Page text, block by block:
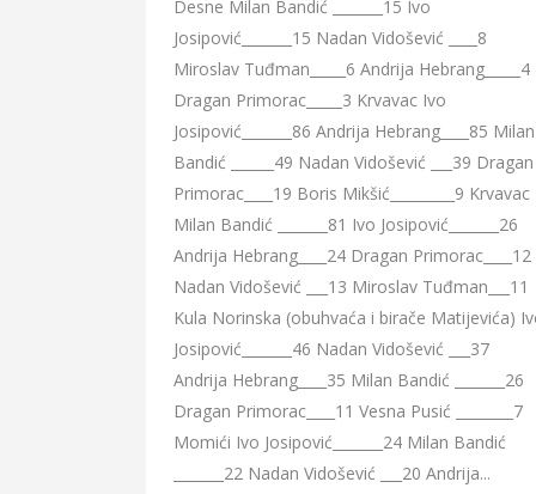
Desne Milan Bandić _______15 Ivo
Josipović_______15 Nadan Vidošević ____8
Miroslav Tuđman_____6 Andrija Hebrang_____4
Dragan Primorac_____3 Krvavac Ivo
Josipović_______86 Andrija Hebrang____85 Milan
Bandić ______49 Nadan Vidošević ___39 Dragan
Primorac____19 Boris Mikšić_________9 Krvavac
Milan Bandić _______81 Ivo Josipović_______26
Andrija Hebrang____24 Dragan Primorac____12
Nadan Vidošević ___13 Miroslav Tuđman___11
Kula Norinska (obuhvaća i birače Matijevića)
Josipović_______46 Nadan Vidošević ___37
Andrija Hebrang____35 Milan Bandić _______26
Dragan Primorac____11 Vesna Pusić ________7
Momići Ivo Josipović_______24 Milan Bandić
_______22 Nadan Vidošević ___20 Andrija...